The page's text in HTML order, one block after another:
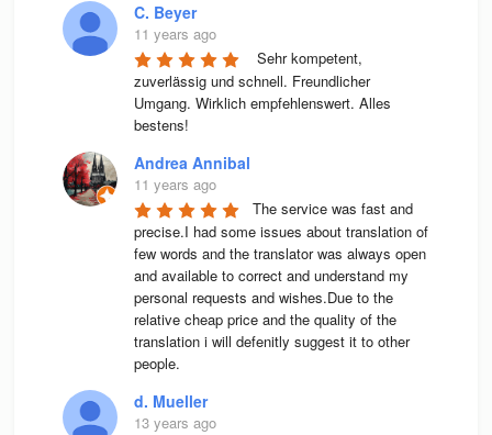
C. Beyer
11 years ago
Sehr kompetent,
zuverlässig und schnell. Freundlicher
Umgang. Wirklich empfehlenswert. Alles
bestens!
Andrea Annibal
11 years ago
The service was fast and
precise.I had some issues about translation of
few words and the translator was always open
and available to correct and understand my
personal requests and wishes.Due to the
relative cheap price and the quality of the
translation i will defenitly suggest it to other
people.
d. Mueller
13 years ago